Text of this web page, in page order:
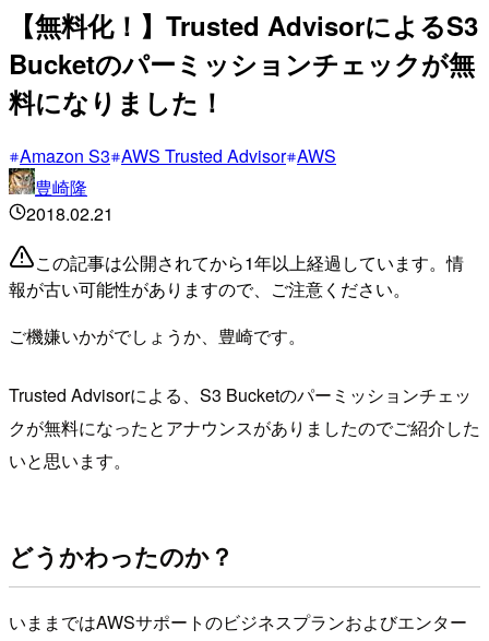
【無料化！】Trusted AdvisorによるS3
Bucketのパーミッションチェックが無
料になりました！
Amazon S3 AWS Trusted Advisor AWS
豊崎隆
2018.02.21
この記事は公開されてから1年以上経過しています。情
報が古い可能性がありますので、ご注意ください。
ご機嫌いかがでしょうか、豊崎です。
Trusted Advisorによる、S3 Bucketのパーミッションチェッ
クが無料になったとアナウンスがありましたのでご紹介した
いと思います。
どうかわったのか？
いままではAWSサポートのビジネスプランおよびエンター